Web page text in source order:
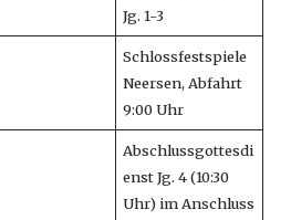
Jg. 1-3
Schlossfestspiele
Neersen, Abfahrt
9:00 Uhr
Abschlussgottesdi
enst Jg. 4 (10:30
Uhr) im Anschluss